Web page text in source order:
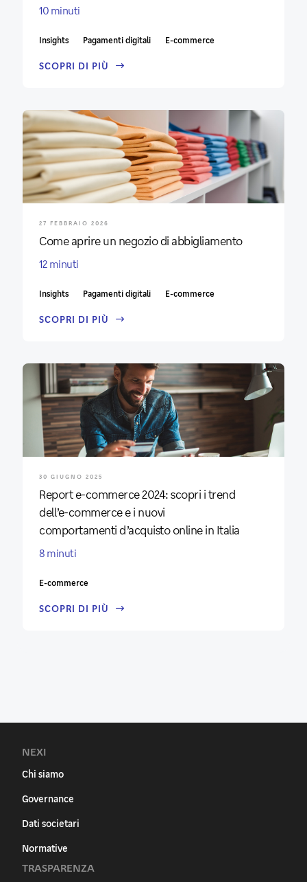
10 minuti
Insights Pagamenti digitali E-commerce
SCOPRI DI PIÙ
27 FEBBRAIO 2026
Come aprire un negozio di abbigliamento
12 minuti
Insights Pagamenti digitali E-commerce
SCOPRI DI PIÙ
30 GIUGNO 2025
Report e-commerce 2024: scopri i trend
dell’e-commerce e i nuovi
comportamenti d’acquisto online in Italia
8 minuti
E-commerce
SCOPRI DI PIÙ
NEXI
Chi siamo
Governance
Dati societari
Normative
TRASPARENZA